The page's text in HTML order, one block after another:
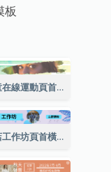
板
支持女童在線運動頁首橫幅廣告
植物小店工作坊頁首橫幅廣告